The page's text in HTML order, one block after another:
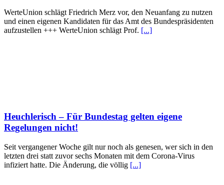
WerteUnion schlägt Friedrich Merz vor, den Neuanfang zu nutzen
und einen eigenen Kandidaten für das Amt des Bundespräsidenten
aufzustellen +++ WerteUnion schlägt Prof. [...]
Heuchlerisch – Für Bundestag gelten eigene
Regelungen nicht!
Seit vergangener Woche gilt nur noch als genesen, wer sich in den
letzten drei statt zuvor sechs Monaten mit dem Corona-Virus
infiziert hatte. Die Änderung, die völlig [...]